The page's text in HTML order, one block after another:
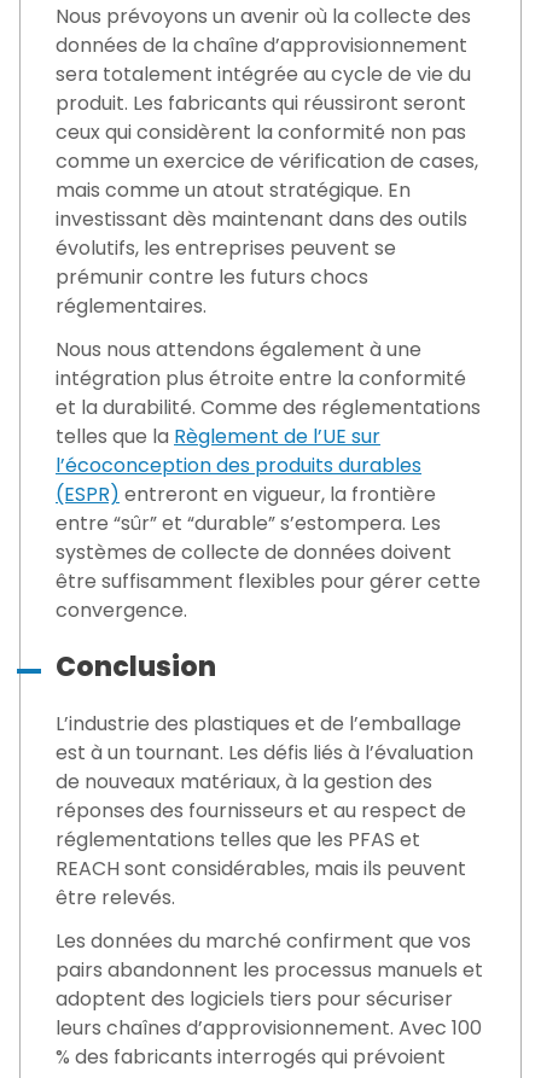
Nous prévoyons un avenir où la collecte des
données de la chaîne d’approvisionnement
sera totalement intégrée au cycle de vie du
produit. Les fabricants qui réussiront seront
ceux qui considèrent la conformité non pas
comme un exercice de vérification de cases,
mais comme un atout stratégique. En
investissant dès maintenant dans des outils
évolutifs, les entreprises peuvent se
prémunir contre les futurs chocs
réglementaires.
Nous nous attendons également à une
intégration plus étroite entre la conformité
et la durabilité. Comme des réglementations
telles que la Règlement de l’UE sur
l’écoconception des produits durables
(ESPR) entreront en vigueur, la frontière
entre “sûr” et “durable” s’estompera. Les
systèmes de collecte de données doivent
être suffisamment flexibles pour gérer cette
convergence.
Conclusion
L’industrie des plastiques et de l’emballage
est à un tournant. Les défis liés à l’évaluation
de nouveaux matériaux, à la gestion des
réponses des fournisseurs et au respect de
réglementations telles que les PFAS et
REACH sont considérables, mais ils peuvent
être relevés.
Les données du marché confirment que vos
pairs abandonnent les processus manuels et
adoptent des logiciels tiers pour sécuriser
leurs chaînes d’approvisionnement. Avec 100
% des fabricants interrogés qui prévoient